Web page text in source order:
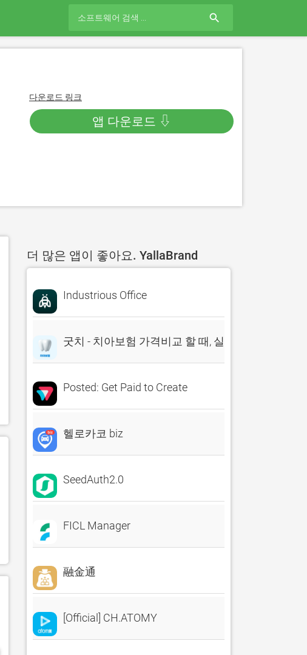
search
다운로드 링크
앱 다운로드 ⇩
더 많은 앱이 좋아요. YallaBrand
Industrious Office
굿치 - 치아보험 가격비교 할 때, 실시간 비교견적 앱
Posted: Get Paid to Create
헬로카코 biz
SeedAuth2.0
FICL Manager
融金通
[Official] CH.ATOMY